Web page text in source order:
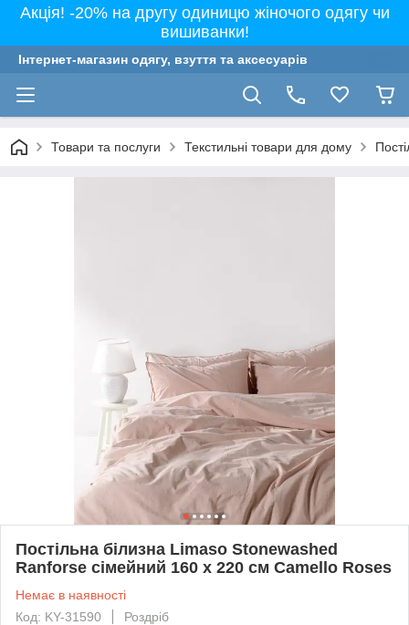
Акція! -20% на другу одиницю жіночого одягу чи
вишиванки!
Інтернет-магазин одягу, взуття та аксесуарів
Товари та послуги Текстильні товари для дому
Постільна білизна Limaso Stonewashed
Ranforse сімейний 160 х 220 см Camello Roses
Немає в наявності
Код: KY-31590
Роздріб